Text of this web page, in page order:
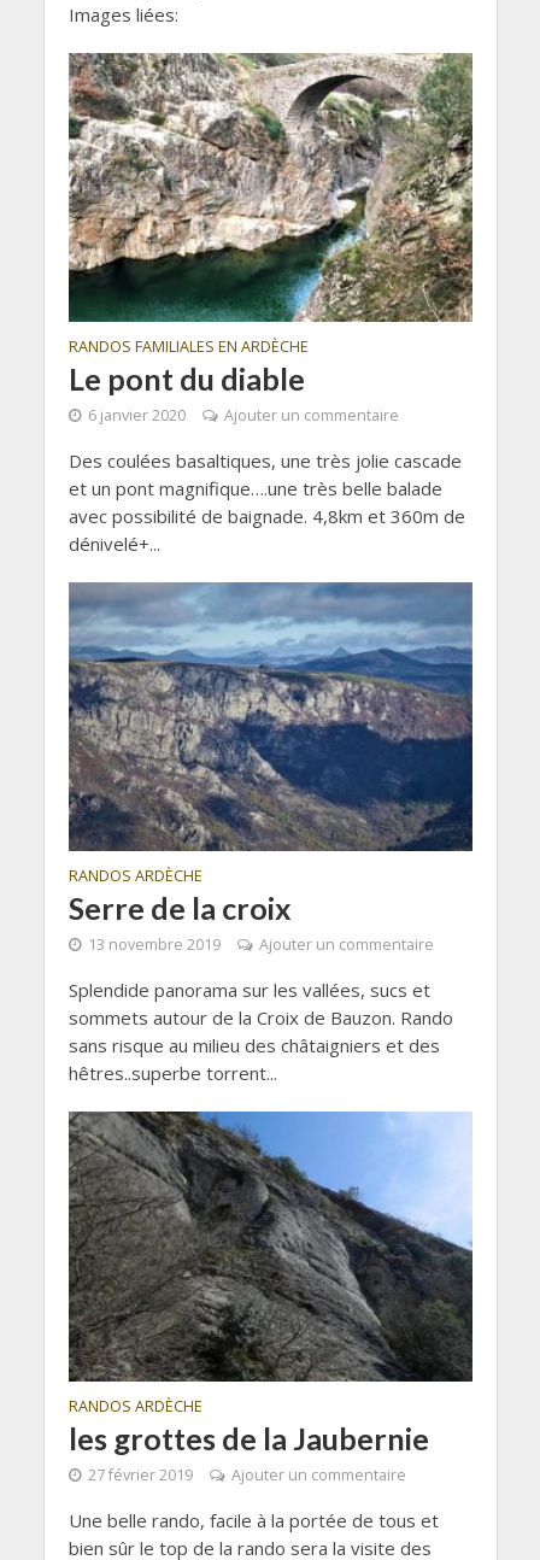
Images liées:
RANDOS FAMILIALES EN ARDÈCHE
Le pont du diable
6 janvier 2020 Ajouter un commentaire
Des coulées basaltiques, une très jolie cascade
et un pont magnifique….une très belle balade
avec possibilité de baignade. 4,8km et 360m de
dénivelé+...
RANDOS ARDÈCHE
Serre de la croix
13 novembre 2019 Ajouter un commentaire
Splendide panorama sur les vallées, sucs et
sommets autour de la Croix de Bauzon. Rando
sans risque au milieu des châtaigniers et des
hêtres..superbe torrent...
RANDOS ARDÈCHE
les grottes de la Jaubernie
27 février 2019 Ajouter un commentaire
Une belle rando, facile à la portée de tous et
bien sûr le top de la rando sera la visite des